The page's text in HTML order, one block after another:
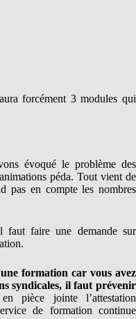
forcément 3 modules qui
évoqué le problème des
péda. Tout vient de
pas en compte les nombres
faut faire une demande sur
formation car vous avez
syndicales, il faut prévenir
pièce jointe l’attestation
de formation continue